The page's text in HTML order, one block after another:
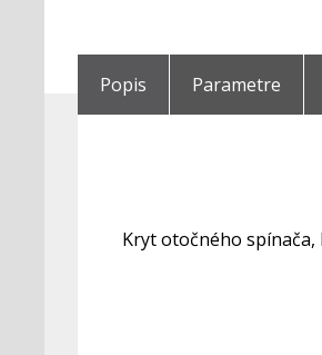
Popis Parametre
Kryt otočného spínača,